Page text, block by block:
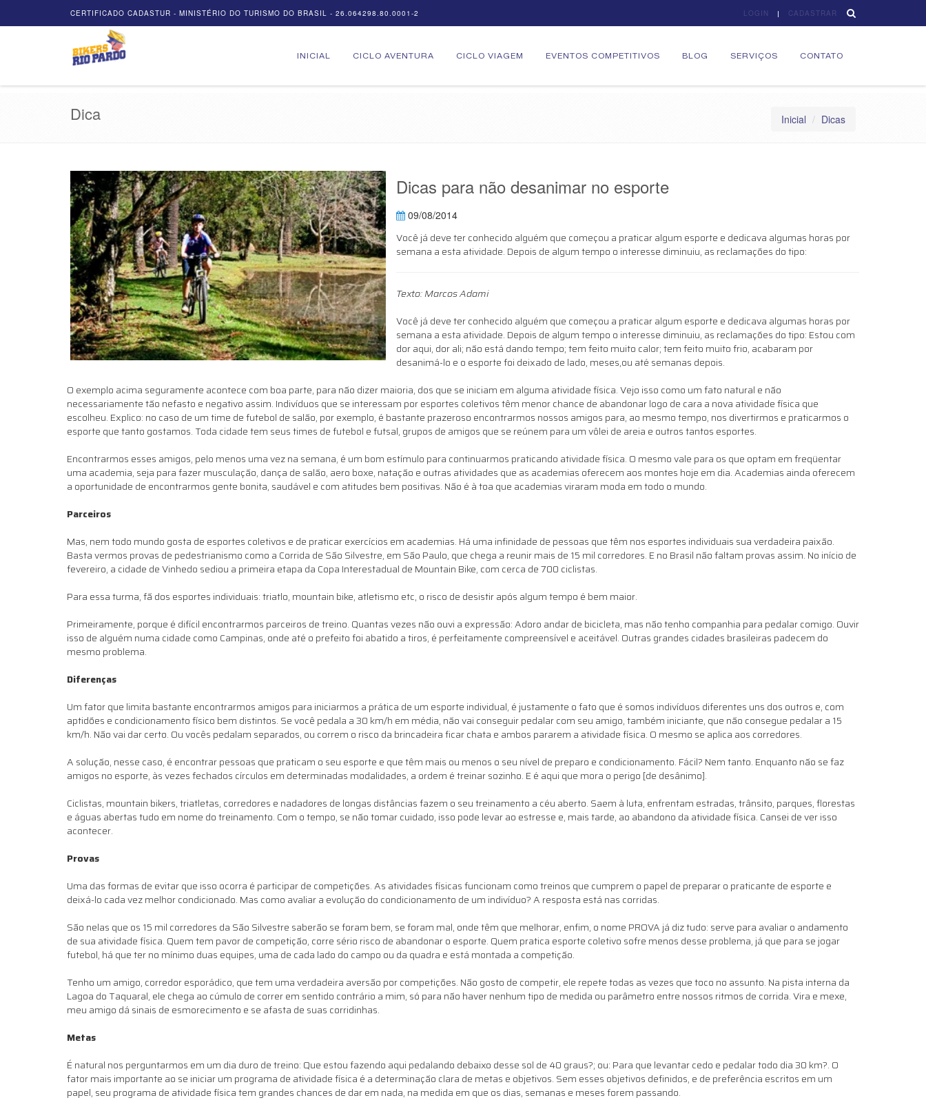
CERTIFICADO CADASTUR - MINISTÉRIO DO TURISMO DO BRASIL - 26.064298.80.0001-2 LOGIN CADASTRAR
INICIAL CICLO AVENTURA CICLO VIAGEM EVENTOS COMPETITIVOS BLOG SERVIÇOS CONTATO
Dica Inicial Dicas
Dicas para não desanimar no esporte
09/08/2014
Você já deve ter conhecido alguém que começou a praticar algum esporte e dedicava algumas horas por
semana a esta atividade. Depois de algum tempo o interesse diminuiu, as reclamações do tipo:
Texto: Marcos Adami
Você já deve ter conhecido alguém que começou a praticar algum esporte e dedicava algumas horas por
semana a esta atividade. Depois de algum tempo o interesse diminuiu, as reclamações do tipo: Estou com
dor aqui, dor ali; não está dando tempo; tem feito muito calor; tem feito muito frio, acabaram por
desanimá-lo e o esporte foi deixado de lado, meses,ou até semanas depois.
O exemplo acima seguramente acontece com boa parte, para não dizer maioria, dos que se iniciam em alguma atividade física. Vejo isso como um fato natural e não
necessariamente tão nefasto e negativo assim. Indivíduos que se interessam por esportes coletivos têm menor chance de abandonar logo de cara a nova atividade física que
escolheu. Explico: no caso de um time de futebol de salão, por exemplo, é bastante prazeroso encontrarmos nossos amigos para, ao mesmo tempo, nos divertirmos e praticarmos o
esporte que tanto gostamos. Toda cidade tem seus times de futebol e futsal, grupos de amigos que se reúnem para um vôlei de areia e outros tantos esportes.
Encontrarmos esses amigos, pelo menos uma vez na semana, é um bom estímulo para continuarmos praticando atividade física. O mesmo vale para os que optam em freqüentar
uma academia, seja para fazer musculação, dança de salão, aero boxe, natação e outras atividades que as academias oferecem aos montes hoje em dia. Academias ainda oferecem
a oportunidade de encontrarmos gente bonita, saudável e com atitudes bem positivas. Não é à toa que academias viraram moda em todo o mundo.
Parceiros
Mas, nem todo mundo gosta de esportes coletivos e de praticar exercícios em academias. Há uma infinidade de pessoas que têm nos esportes individuais sua verdadeira paixão.
Basta vermos provas de pedestrianismo como a Corrida de São Silvestre, em São Paulo, que chega a reunir mais de 15 mil corredores. E no Brasil não faltam provas assim. No início de
fevereiro, a cidade de Vinhedo sediou a primeira etapa da Copa Interestadual de Mountain Bike, com cerca de 700 ciclistas.
Para essa turma, fã dos esportes individuais: triatlo, mountain bike, atletismo etc, o risco de desistir após algum tempo é bem maior.
Primeiramente, porque é difícil encontrarmos parceiros de treino. Quantas vezes não ouvi a expressão: Adoro andar de bicicleta, mas não tenho companhia para pedalar comigo. Ouvir
isso de alguém numa cidade como Campinas, onde até o prefeito foi abatido a tiros, é perfeitamente compreensível e aceitável. Outras grandes cidades brasileiras padecem do
mesmo problema.
Diferenças
Um fator que limita bastante encontrarmos amigos para iniciarmos a prática de um esporte individual, é justamente o fato que é somos indivíduos diferentes uns dos outros e, com
aptidões e condicionamento físico bem distintos. Se você pedala a 30 km/h em média, não vai conseguir pedalar com seu amigo, também iniciante, que não consegue pedalar a 15
km/h. Não vai dar certo. Ou vocês pedalam separados, ou correm o risco da brincadeira ficar chata e ambos pararem a atividade física. O mesmo se aplica aos corredores.
A solução, nesse caso, é encontrar pessoas que praticam o seu esporte e que têm mais ou menos o seu nível de preparo e condicionamento. Fácil? Nem tanto. Enquanto não se faz
amigos no esporte, às vezes fechados círculos em determinadas modalidades, a ordem é treinar sozinho. E é aqui que mora o perigo [de desânimo].
Ciclistas, mountain bikers, triatletas, corredores e nadadores de longas distâncias fazem o seu treinamento a céu aberto. Saem à luta, enfrentam estradas, trânsito, parques, florestas
e águas abertas tudo em nome do treinamento. Com o tempo, se não tomar cuidado, isso pode levar ao estresse e, mais tarde, ao abandono da atividade física. Cansei de ver isso
acontecer.
Provas
Uma das formas de evitar que isso ocorra é participar de competições. As atividades físicas funcionam como treinos que cumprem o papel de preparar o praticante de esporte e
deixá-lo cada vez melhor condicionado. Mas como avaliar a evolução do condicionamento de um indivíduo? A resposta está nas corridas.
São nelas que os 15 mil corredores da São Silvestre saberão se foram bem, se foram mal, onde têm que melhorar, enfim, o nome PROVA já diz tudo: serve para avaliar o andamento
de sua atividade física. Quem tem pavor de competição, corre sério risco de abandonar o esporte. Quem pratica esporte coletivo sofre menos desse problema, já que para se jogar
futebol, há que ter no mínimo duas equipes, uma de cada lado do campo ou da quadra e está montada a competição.
Tenho um amigo, corredor esporádico, que tem uma verdadeira aversão por competições. Não gosto de competir, ele repete todas as vezes que toco no assunto. Na pista interna da
Lagoa do Taquaral, ele chega ao cúmulo de correr em sentido contrário a mim, só para não haver nenhum tipo de medida ou parâmetro entre nossos ritmos de corrida. Vira e mexe,
meu amigo dá sinais de esmorecimento e se afasta de suas corridinhas.
Metas
É natural nos perguntarmos em um dia duro de treino: Que estou fazendo aqui pedalando debaixo desse sol de 40 graus?; ou: Para que levantar cedo e pedalar todo dia 30 km?. O
fator mais importante ao se iniciar um programa de atividade física é a determinação clara de metas e objetivos. Sem esses objetivos definidos, e de preferência escritos em um
papel, seu programa de atividade física tem grandes chances de dar em nada, na medida em que os dias, semanas e meses forem passando.